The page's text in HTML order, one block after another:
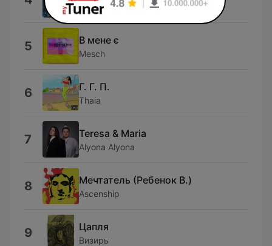
ТАКТАМУТ
5 В мене є
Mesch
6 Г. Г. П.
Thaia
7 Teresa & Maria
Alyona Alyona
8 М​​​е​​​ч​​​т​​​а​​​т​​​е​​​л​​​ь (​Р​е​б​е​н​о​к В​.​)
Ascenship
9 Ц​а​п​л​я
Визирь